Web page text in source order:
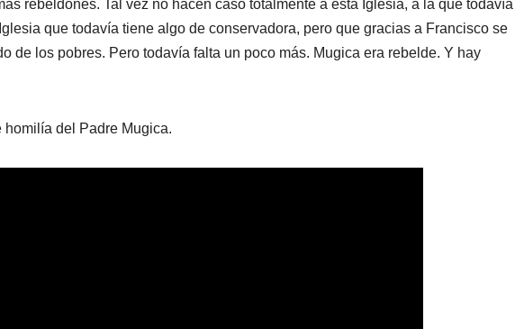
rebeldones. Tal vez no hacen caso totalmente a esta Iglesia, a la que todavía
que todavía tiene algo de conservadora, pero que gracias a Francisco se
de los pobres. Pero todavía falta un poco más. Mugica era rebelde. Y hay
homilía del Padre Mugica.